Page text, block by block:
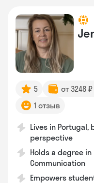
5 от 3248
1 отзыв
Lives in
perspective
Holds a degree
Communication
Empowers